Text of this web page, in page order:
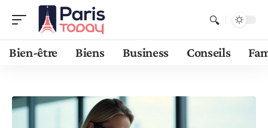
Bien-être Biens Business Conseils